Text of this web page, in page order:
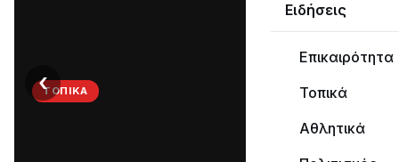
Ειδήσεις
Επικαιρότητα
Τοπικά
Αθλητικά
ΤΟΠΙΚΆ
‹